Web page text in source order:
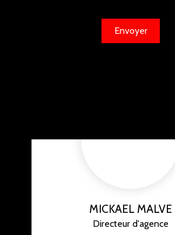
Envoyer
MICKAEL MALVE
Directeur d'agence